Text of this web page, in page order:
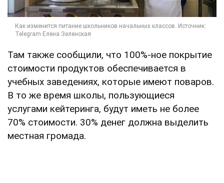
Там также сообщили, что 100%-ное покрытие
стоимости продуктов обеспечивается в
учебных заведениях, которые имеют поваров.
В то же время школы, пользующиеся
услугами кейтеринга, будут иметь не более
70% стоимости. 30% денег должна выделить
местная громада.